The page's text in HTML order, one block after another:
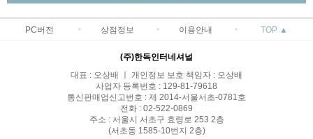
PC버전 상점정보 이용안내 TOP ▲
(주)한독인터네셔널
대표 : 오상배 ㅣ 개인정보 보호 책임자 : 오상배
사업자 등록번호 : 129-81-79618
통신판매업신고번호 : 제 2014-서울서초-0781호
전화 : 02-522-0869
주소 : 서울시 서초구 효령로 253 2층
(서초동 1585-10번지 2층)